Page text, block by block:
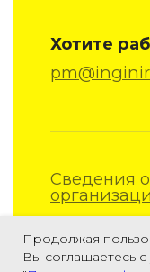
Продолжая
Вы соглашаетесь